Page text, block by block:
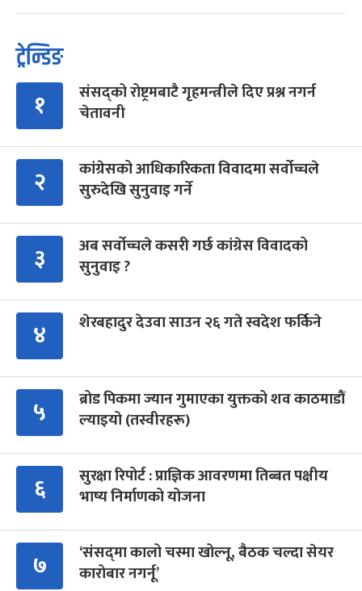
ट्रेन्डिङ
१
संसद्को रोष्ट्रमबाटै गृहमन्त्रीले दिए प्रश्न नगर्न
चेतावनी
२
कांग्रेसको आधिकारिकता विवादमा सर्वोच्चले
सुरुदेखि सुनुवाइ गर्ने
३
अब सर्वोच्चले कसरी गर्छ कांग्रेस विवादको
सुनुवाइ ?
४ शेरबहादुर देउवा साउन २६ गते स्वदेश फर्किने
५
ब्रोड पिकमा ज्यान गुमाएका युक्तको शव काठमाडौं
ल्याइयो (तस्वीरहरू)
६
सुरक्षा रिपोर्ट : प्राज्ञिक आवरणमा तिब्बत पक्षीय
भाष्य निर्माणको योजना
७
‘संसद्‍मा कालो चस्मा खोल्नू, बैठक चल्दा सेयर
कारोबार नगर्नू’